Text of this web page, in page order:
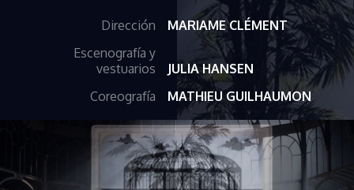
Dirección
MARIAME CLÉMENT
Escenografía y
vestuarios
JULIA HANSEN
Coreografía
MATHIEU GUILHAUMON